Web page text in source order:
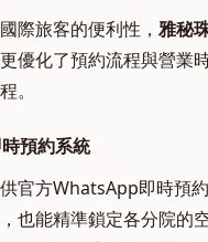
際旅客的便利性， 雅秘
優化了預約流程與營業
。
預約系統
官方WhatsApp即時預
也能精準鎖定各分院的